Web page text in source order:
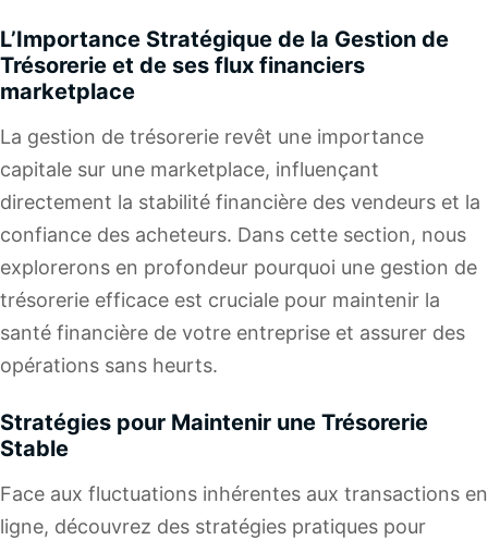
L’Importance Stratégique de la Gestion de
Trésorerie et de ses flux financiers
marketplace
La gestion de trésorerie revêt une importance
capitale sur une marketplace, influençant
directement la stabilité financière des vendeurs et la
confiance des acheteurs. Dans cette section, nous
explorerons en profondeur pourquoi une gestion de
trésorerie efficace est cruciale pour maintenir la
santé financière de votre entreprise et assurer des
opérations sans heurts.
Stratégies pour Maintenir une Trésorerie
Stable
Face aux fluctuations inhérentes aux transactions en
ligne, découvrez des stratégies pratiques pour